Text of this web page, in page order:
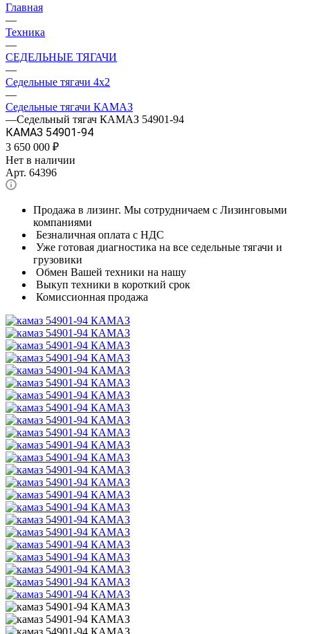
Главная
—
Техника
—
СЕДЕЛЬНЫЕ ТЯГАЧИ
—
Седельные тягачи 4x2
—
Седельные тягачи КАМАЗ
—Седельный тягач КАМАЗ 54901-94
КАМАЗ 54901-94
3 650 000 ₽
Нет в наличии
Арт. 64396
Продажа в лизинг. Мы сотрудничаем с Лизинговыми
компаниями
Безналичная оплата с НДС
Уже готовая диагностика на все седельные тягачи и
грузовики
Обмен Вашей техники на нашу
Выкуп техники в короткий срок
Комиссионная продажа